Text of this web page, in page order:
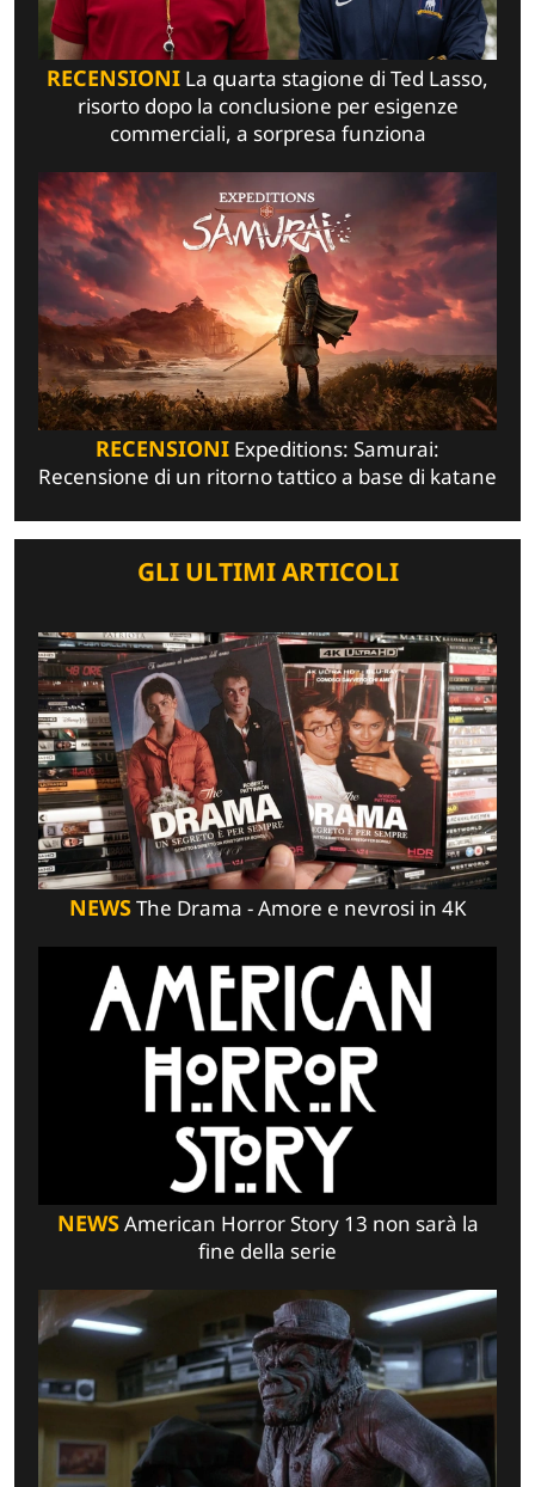
RECENSIONI La quarta stagione di Ted Lasso,
risorto dopo la conclusione per esigenze
commerciali, a sorpresa funziona
RECENSIONI Expeditions: Samurai:
Recensione di un ritorno tattico a base di katane
GLI ULTIMI ARTICOLI
NEWSThe Drama - Amore e nevrosi in 4K
NEWSAmerican Horror Story 13 non sarà la
fine della serie